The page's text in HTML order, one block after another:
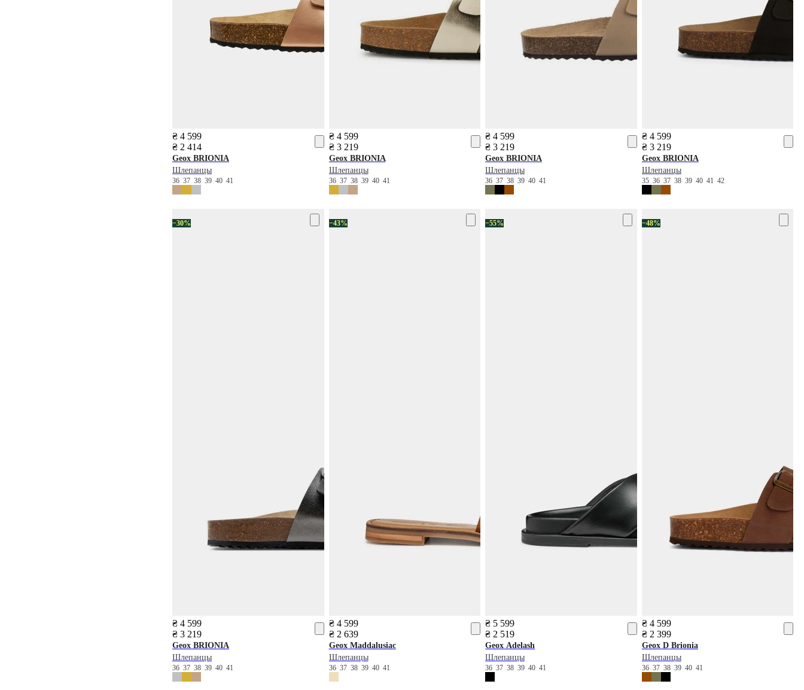
₴ 4 599
₴ 2 414
Geox BRIONIA
Шлепанцы
36 37 38 39 40 41
₴ 4 599
₴ 3 219
GeoxBRIONIA
Шлепанцы
36 37 38 39 40 41
₴ 4 599
₴ 3 219
Geox BRIONIA
Шлепанцы
363738394041
₴ 4 599
₴ 3 219
GeoxBRIONIA
Шлепанцы
35 36 37 38 39 40 41 42
−30%
₴ 4 599
₴ 3 219
Geox BRIONIA
Шлепанцы
36 37 38 39 40 41
−43%
₴ 4 599
₴ 2 639
GeoxMaddalusiac
Шлепанцы
36 37 38 39 40 41
−55%
₴ 5 599
₴ 2 519
Geox Adelash
Шлепанцы
363738394041
−48%
₴ 4 599
₴ 2 399
GeoxD Brionia
Шлепанцы
36 37 38 39 40 41